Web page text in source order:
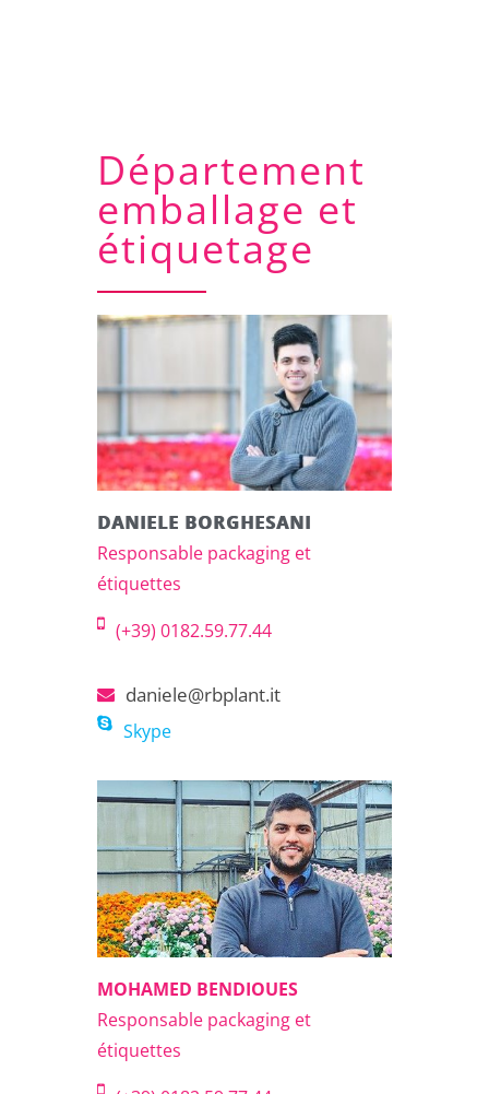
Département
emballage et
étiquetage
DANIELE BORGHESANI
Responsable packaging et
étiquettes
(+39) 0182.59.77.44
daniele@rbplant.it
Skype
MOHAMED BENDIOUES
Responsable packaging et
étiquettes